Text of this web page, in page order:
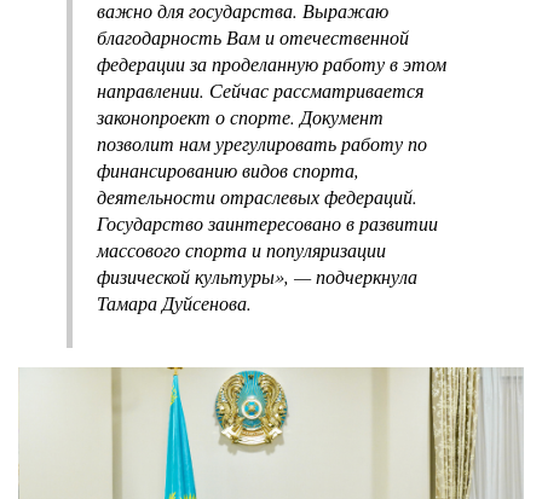
важно для государства. Выражаю
благодарность Вам и отечественной
федерации за проделанную работу в этом
направлении. Сейчас рассматривается
законопроект о спорте. Документ
позволит нам урегулировать работу по
финансированию видов спорта,
деятельности отраслевых федераций.
Государство заинтересовано в развитии
массового спорта и популяризации
физической культуры», — подчеркнула
Тамара Дуйсенова.